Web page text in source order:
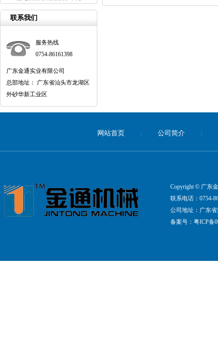
联系我们
服务热线
0754-86161398
广东金通实业有限公司
总部地址： 广东省汕头市龙湖区
外砂华新工业区
网站首页 公司简介
Copyright © 广东
联系电话：0754-
公司地址：广东
备案号： 粤ICP备